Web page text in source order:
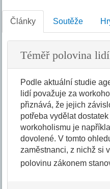
Články Soutěže
Téměř polovina
Podle aktuální studie
lidí považuje za
přiznává, že jejich
potřeba vydělat
workoholismu je
dovolené. V tomto
zaměstnanci, z nichž si
polovinu zákonem